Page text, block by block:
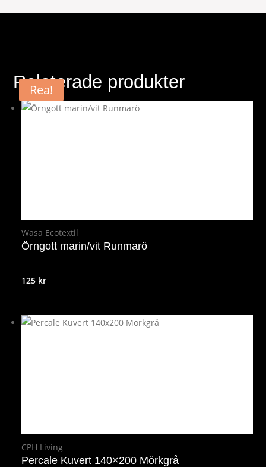
Relaterade produkter
Wasa Ecotextil
Örngott marin/vit Runmarö
125 kr
CPH Living
Percale Kuvert 140×200 Mörkgrå
Rea!